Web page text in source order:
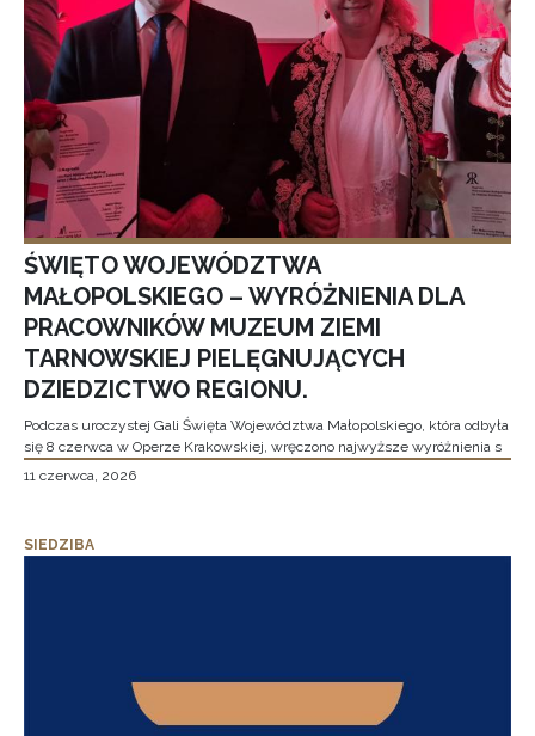
ŚWIĘTO WOJEWÓDZTWA
MAŁOPOLSKIEGO – WYRÓŻNIENIA DLA
PRACOWNIKÓW MUZEUM ZIEMI
TARNOWSKIEJ PIELĘGNUJĄCYCH
DZIEDZICTWO REGIONU.
Podczas uroczystej Gali Święta Województwa Małopolskiego, która odbyła
się 8 czerwca w Operze Krakowskiej, wręczono najwyższe wyróżnienia s
11 czerwca, 2026
SIEDZIBA